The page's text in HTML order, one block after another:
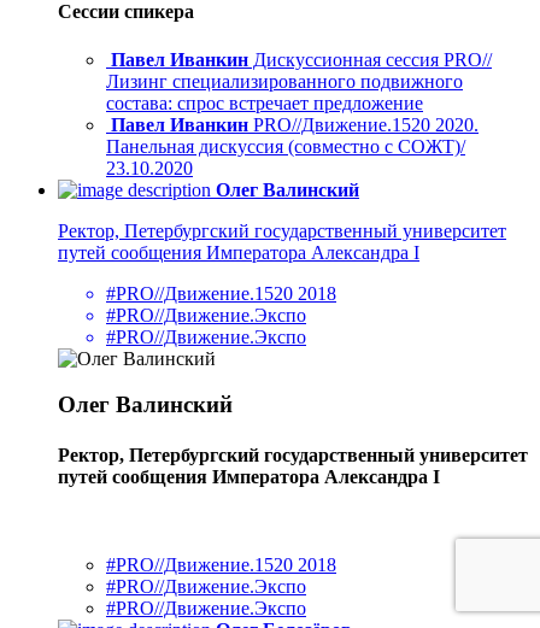
Сессии спикера
Павел Иванкин Дискуссионная сессия PRO//
Лизинг специализированного подвижного
состава: спрос встречает предложение
Павел Иванкин PRO//Движение.1520 2020.
Панельная дискуссия (совместно с СОЖТ)/
23.10.2020
Олег Валинский
Ректор, Петербургский государственный университет
путей сообщения Императора Александра I
#PRO//Движение.1520 2018
#PRO//Движение.Экспо
#PRO//Движение.Экспо
Олег Валинский
Ректор, Петербургский государственный университет
путей сообщения Императора Александра I
#PRO//Движение.1520 2018
#PRO//Движение.Экспо
#PRO//Движение.Экспо